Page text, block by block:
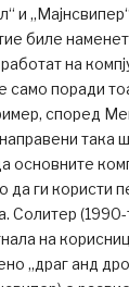
и
биле
на
само поради
според
така
основните
ги користи
Солитер
на
„драг анд